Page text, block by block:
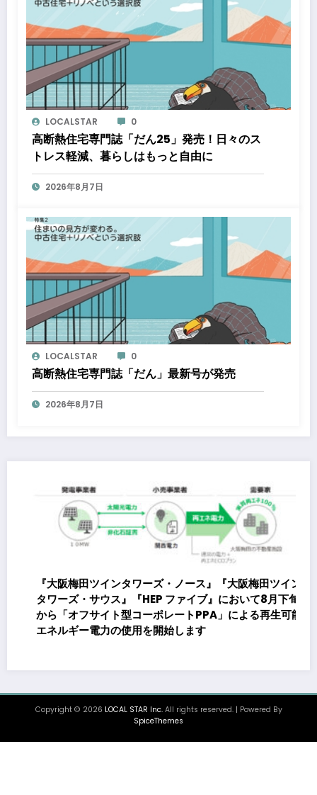
LOCALSTAR 0
高断熱住宅専門誌「だん25」発売！日々のス
トレス軽減、暮らしはもっと自由に
2026年8月7日
LOCALSTAR 0
高断熱住宅専門誌「だん」最新号が発売
2026年8月7日
『大阪梅田ツインタワーズ・ノース』『大阪梅田ツイン
タワーズ・サウス』『HEP ファイブ』において8月下旬
から「オフサイト型コーポレートPPA」による再生可能
エネルギー電力の使用を開始します
Copyright © 2026 LOCAL STAR Inc.All rights reserved. | Powered By
SpiceThemes